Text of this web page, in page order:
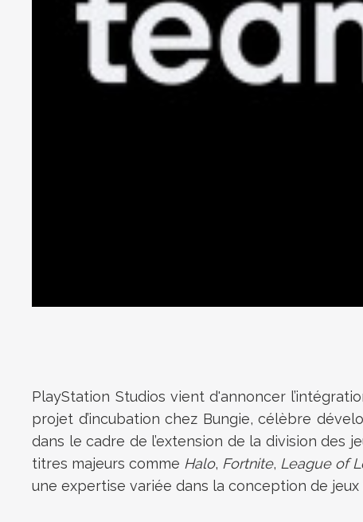
PlayStation Studios vient d'annoncer
projet d’incubation chez Bungie, célèbre
dans le cadre de l’extension de la division des
titres majeurs comme Halo, Fortnite, League of
une expertise variée dans la conception de